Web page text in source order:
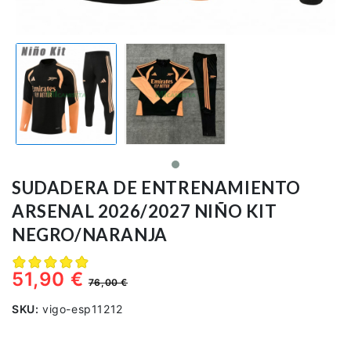
Jugadores
SUDADERA DE ENTRENAMIENTO
ARSENAL 2026/2027 NIÑO KIT
NEGRO/NARANJA
51,90 €76,00 €
SKU: vigo-esp11212